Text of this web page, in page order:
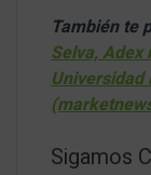
También te
Selva, Adex
Universidad
Sigamos